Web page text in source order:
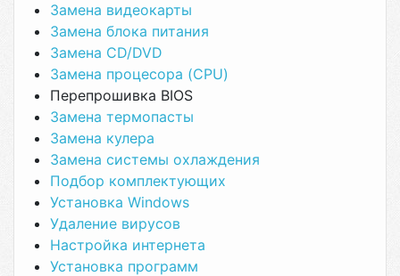
Замена видеокарты
Замена блока питания
Замена CD/DVD
Замена процесора (CPU)
Перепрошивка BIOS
Замена термопасты
Замена кулера
Замена системы охлаждения
Подбор комплектующих
Установка Windows
Удаление вирусов
Настройка интернета
Установка программ